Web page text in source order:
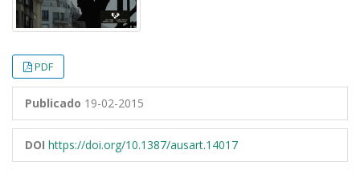
PDF
Publicado 19-02-2015
DOI https://doi.org/10.1387/ausart.14017